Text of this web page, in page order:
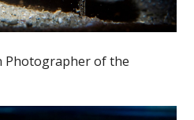
Photographer of the